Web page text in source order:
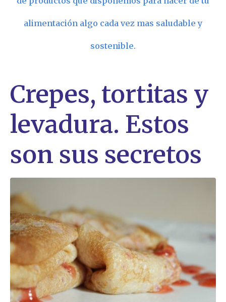
alimentación algo cada vez mas saludable y
sostenible.
Crepes, tortitas y
levadura. Estos
son sus secretos